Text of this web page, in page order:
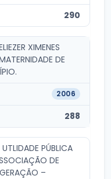
290
XIMENES
DE
2006
288
PÚBLICA
DE
–